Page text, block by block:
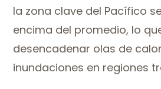
la zona clave del Pacífico
encima del promedio, lo
desencadenar olas de
inundaciones en regiones